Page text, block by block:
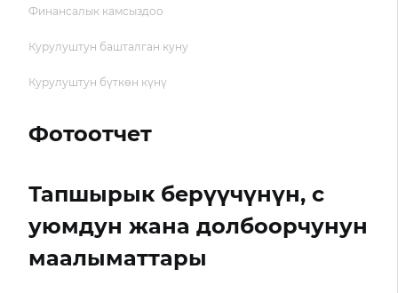
Финансалык камсыздоо
Курулуштун башталган куну
Курулуштун бүткөн күнү
Фотоотчет
Тапшырык берүүчүнүн, с
уюмдун жана долбоорчунун
маалыматтары